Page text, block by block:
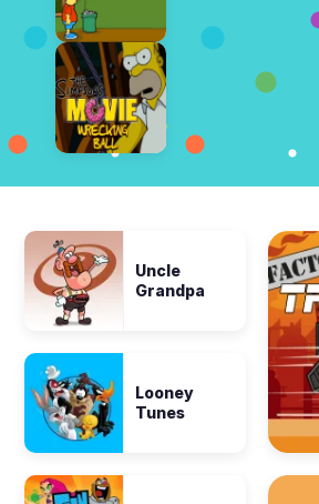
Uncle
Grandpa
Looney
Tunes